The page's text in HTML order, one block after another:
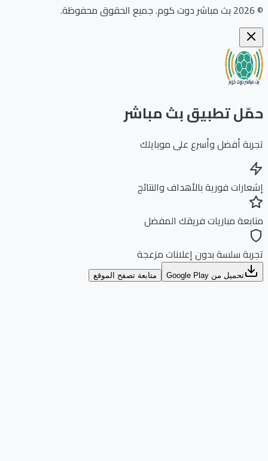
بث مباشر دوت كوم.جميع الحقوق محفوظة.
تطبيق بث مباشر
أفضل وأسرع على موبايلك
فورية بالأهداف والنتائج
مباريات فريقك المفضل
سلسة بدون إعلانات مزعجة
تحميل من Google Play متابعة تصفح الموقع